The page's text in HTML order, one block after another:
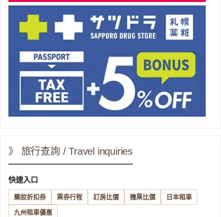
》 旅行查詢 / Travel inquiries
快速入口
藥妝折扣券 票券行程 訂房比價 機票比價 日本租車
九州租車優惠